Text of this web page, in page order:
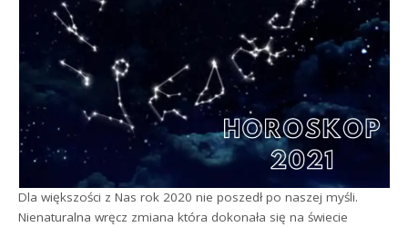
Dla większości z Nas rok 2020 nie poszedł po naszej myśli.
Nienaturalna wręcz zmiana która dokonała się na świecie